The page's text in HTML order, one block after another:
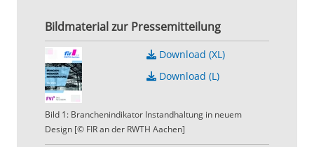
Bildmaterial zur Pressemitteilung
Download (XL)
Download (L)
Bild 1: Branchenindikator Instandhaltung in neuem
Design [© FIR an der RWTH Aachen]